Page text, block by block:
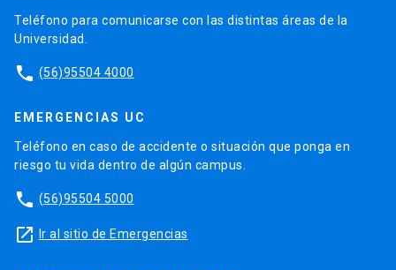
Teléfono para comunicarse con las distintas áreas de la
Universidad.
phone (56)95504 4000
EMERGENCIAS UC
Teléfono en caso de accidente o situación que ponga en
riesgo tu vida dentro de algún campus.
phone (56)95504 5000
launch Ir al sitio de Emergencias